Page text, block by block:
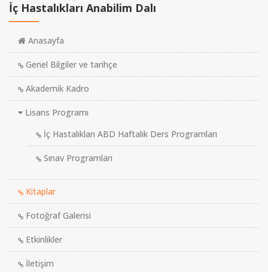
İç Hastalıkları Anabilim Dalı
Anasayfa
Genel Bilgiler ve tarihçe
Akademik Kadro
Lisans Programı
İç Hastalıkları ABD Haftalık Ders Programları
Sınav Programları
Kitaplar
Fotoğraf Galerisi
Etkinlikler
İletişim